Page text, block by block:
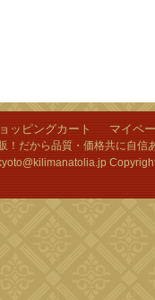
ッピングカート マイペ
！だから品質・価格共に自